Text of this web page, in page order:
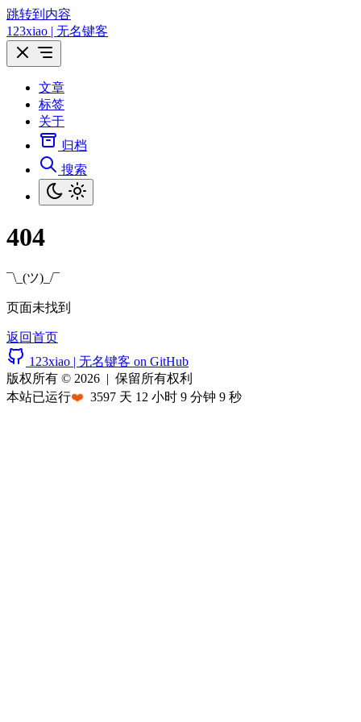
跳转到内容
123xiao | 无名键客
文章
标签
关于
归档
搜索
404
¯\_(ツ)_/¯
页面未找到
返回首页
123xiao | 无名键客 on GitHub
版权所有 © 2026 | 保留所有权利
本站已运行❤️ 3597 天 12 小时 9 分钟 9 秒